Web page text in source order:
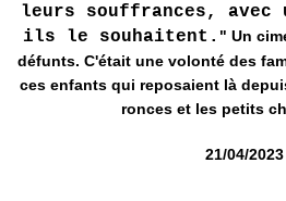
leurs souffrances, avec
ils le souhaitent. " Un
défunts. C'était une volonté des
ces enfants qui reposaient là
ronces et les petits
21/04/2023